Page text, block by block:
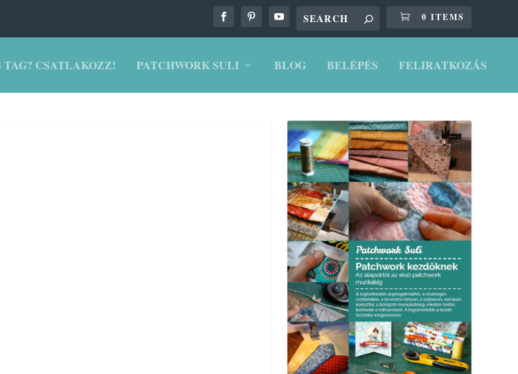
0 ITEMS
CSATLAKOZZ! PATCHWORK SULI BLOG BELÉPÉS FELIRATKOZÁS